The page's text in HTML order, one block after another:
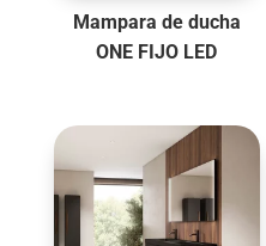
Mampara de ducha
ONE FIJO LED